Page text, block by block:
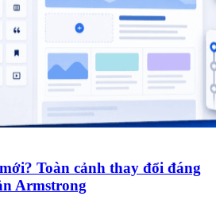
Toàn cảnh thay đổi đáng
Armstrong